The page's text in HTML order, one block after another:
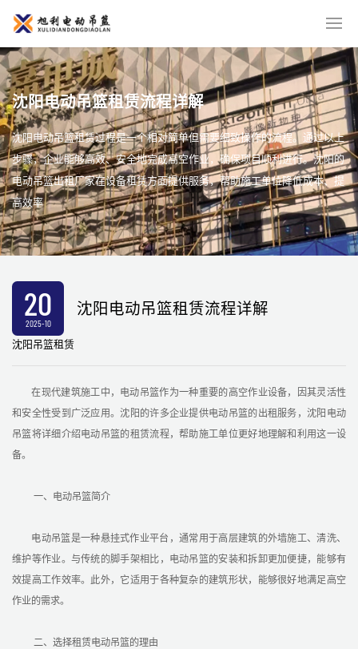
沈阳电动吊篮租赁流程详解
沈阳电动吊篮租赁过程是一个相对简单但需要细致操作的流程。通过以上
步骤，企业能够高效、安全地完成高空作业，确保项目顺利进行。沈阳的
电动吊篮出租厂家在设备租赁方面提供服务，帮助施工单位降低成本、提
高效率
20
2025-10
沈阳电动吊篮租赁流程详解
沈阳吊篮租赁
在现代建筑施工中，电动吊篮作为一种重要的高空作业设备，因其灵活性
和安全性受到广泛应用。沈阳的许多企业提供电动吊篮的出租服务，沈阳电动
吊篮将详细介绍电动吊篮的租赁流程，帮助施工单位更好地理解和利用这一设
备。
一、电动吊篮简介
电动吊篮是一种悬挂式作业平台，通常用于高层建筑的外墙施工、清洗、
维护等作业。与传统的脚手架相比，电动吊篮的安装和拆卸更加便捷，能够有
效提高工作效率。此外，它适用于各种复杂的建筑形状，能够很好地满足高空
作业的需求。
二、选择租赁电动吊篮的理由